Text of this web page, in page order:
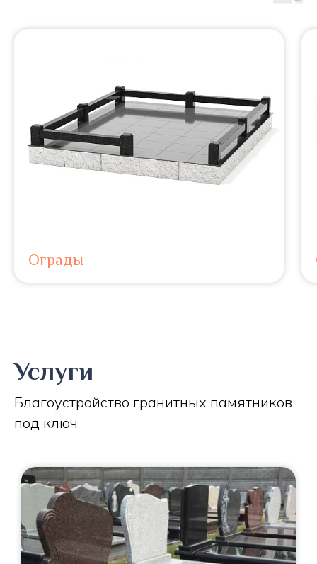
Ограды
Услуги
Благоустройство гранитных памятников
под ключ